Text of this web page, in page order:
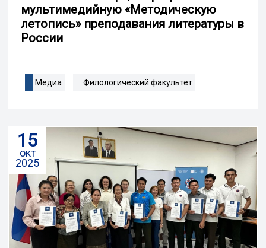
мультимедийную «Методическую
летопись» преподавания литературы в
России
Медиа Филологический факультет
15
окт
2025